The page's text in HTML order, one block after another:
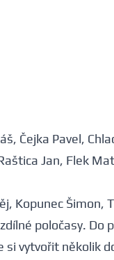
Čejka Pavel,
Jan, Flek
Kopunec Šimon,
poločasy.
si vytvořit několik